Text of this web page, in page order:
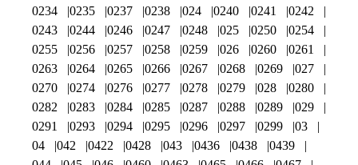
0234
0235 0237 0238 024 0240 0241
0242
0243
0244 0246 0247 0248 025 0250
0254
0255
0256 0257 0258 0259 026 0260
0261
0263
0264 0265 0266 0267 0268 0269
027
0270
0274 0276 0277 0278 0279 028
0280
0282
0283 0284 0285 0287 0288 0289
029
0291
0293 0294 0295 0296 0297 0299
03
04
042 0422 0428 043 0436 0438
0439